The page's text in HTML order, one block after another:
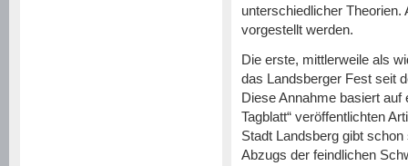
unterschiedlicher Theorien.
vorgestellt werden.
Die erste, mittlerweile als
das Landsberger Fest seit
Diese Annahme basiert auf
Tagblatt“ veröffentlichten
Stadt Landsberg gibt
Abzugs der feindlichen